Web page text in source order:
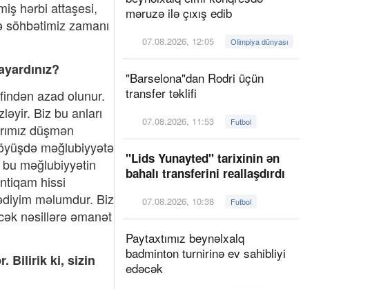
hərbi attaşesi,
zamanı
azad olunur.
Biz bu anları
düşmən
məğlubiyyətə
məğlubiyyətin
hissi
məlumdur. Biz
nəsillərə əmanət
Bilirik ki, sizin
məruzə ilə çıxış edib
07.08.2026, 12:05 Olimpiya dünyası
"Barselona"dan Rodri üçün
transfer təklifi
07.08.2026, 11:53 Futbol
"Lids Yunayted" tarixinin ən
bahalı transferini reallaşdırdı
07.08.2026, 10:38 Futbol
Paytaxtımız beynəlxalq
badminton turnirinə ev sahibliyi
edəcək